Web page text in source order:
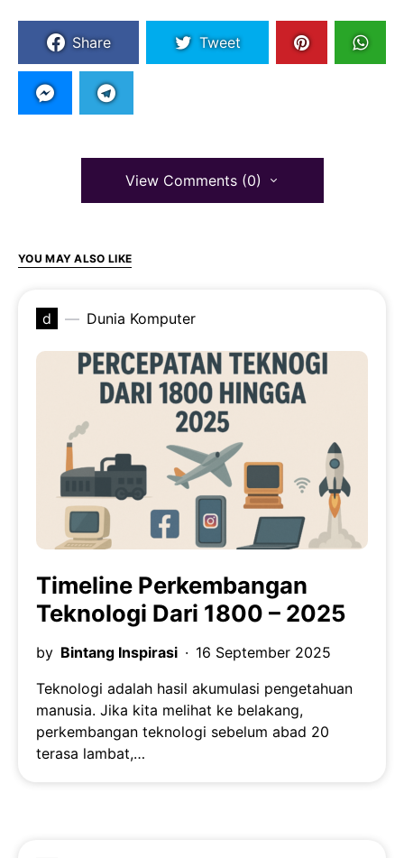
Share Tweet
View Comments (0)
YOU MAY ALSO LIKE
d Dunia Komputer
Timeline Perkembangan
Teknologi Dari 1800 – 2025
by Bintang Inspirasi
16 September 2025
Teknologi adalah hasil akumulasi pengetahuan
manusia. Jika kita melihat ke belakang,
perkembangan teknologi sebelum abad 20
terasa lambat,…